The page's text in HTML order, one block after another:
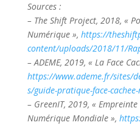
Sources :
– The Shift Project, 2018, «
Numérique », https://
content/uploads/2018/11/
– ADEME, 2019, « La Face
https://www.ademe.fr/sites/
s/guide-pratique-face-
– GreenIT, 2019, «
Numérique Mondiale »,